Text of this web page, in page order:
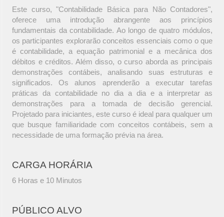
Este curso, "Contabilidade Básica para Não Contadores",
oferece uma introdução abrangente aos princípios
fundamentais da contabilidade. Ao longo de quatro módulos,
os participantes explorarão conceitos essenciais como o que
é contabilidade, a equação patrimonial e a mecânica dos
débitos e créditos. Além disso, o curso aborda as principais
demonstrações contábeis, analisando suas estruturas e
significados. Os alunos aprenderão a executar tarefas
práticas da contabilidade no dia a dia e a interpretar as
demonstrações para a tomada de decisão gerencial.
Projetado para iniciantes, este curso é ideal para qualquer um
que busque familiaridade com conceitos contábeis, sem a
necessidade de uma formação prévia na área.
CARGA HORÁRIA
6 Horas e 10 Minutos
PÚBLICO ALVO